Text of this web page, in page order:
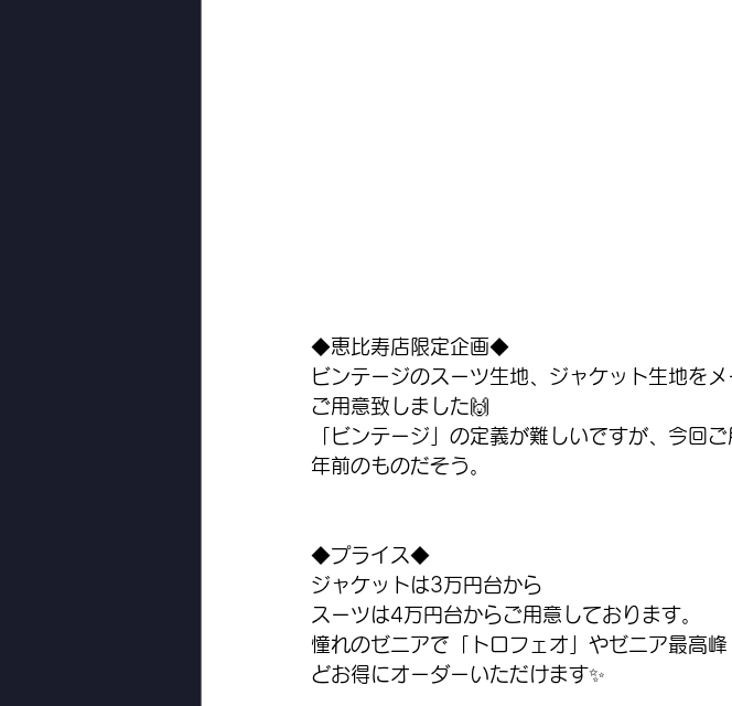
◆恵比寿店限定企画◆
ビンテージのスーツ生地、ジャケット生地を
ご用意致しました🙌
「ビンテージ」の定義が難しいですが、今回
年前のものだそう。
◆プライス◆
ジャケットは3万円台から
スーツは4万円台からご用意しております。
憧れのゼニアで「トロフェオ」やゼニア最高
どお得にオーダーいただけます✨